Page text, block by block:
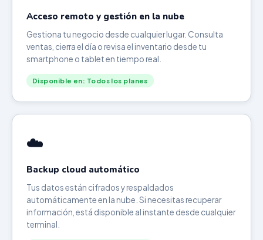
Acceso remoto y gestión en la nube
Gestiona tu negocio desde cualquier lugar. Consulta
ventas, cierra el día o revisa el inventario desde tu
smartphone o tablet en tiempo real.
Disponible en: Todos los planes
☁️
Backup cloud automático
Tus datos están cifrados y respaldados
automáticamente en la nube. Si necesitas recuperar
información, está disponible al instante desde cualquier
terminal.